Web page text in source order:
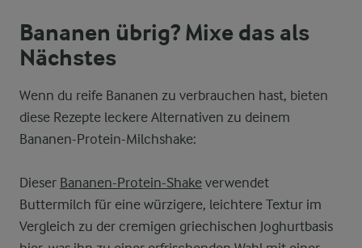
Bananen übrig? Mixe das als
Nächstes
Wenn du reife Bananen zu verbrauchen hast, bieten
diese Rezepte leckere Alternativen zu deinem
Bananen-Protein-Milchshake:
Dieser Bananen-Protein-Shake verwendet
Buttermilch für eine würzigere, leichtere Textur im
Vergleich zu der cremigen griechischen Joghurtbasis